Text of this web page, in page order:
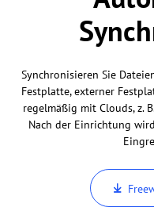
Synchronisieren Sie
Festplatte, externer
regelmäßig mit Clouds, z.
Nach der Einrichtung